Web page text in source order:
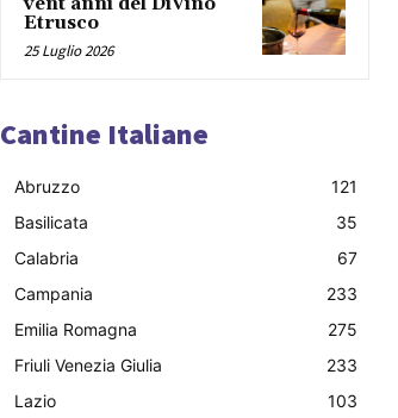
Etrusco
25 Luglio 2026
Cantine Italiane
Abruzzo
121
Basilicata
35
Calabria
67
Campania
233
Emilia Romagna
275
Friuli Venezia Giulia
233
Lazio
103